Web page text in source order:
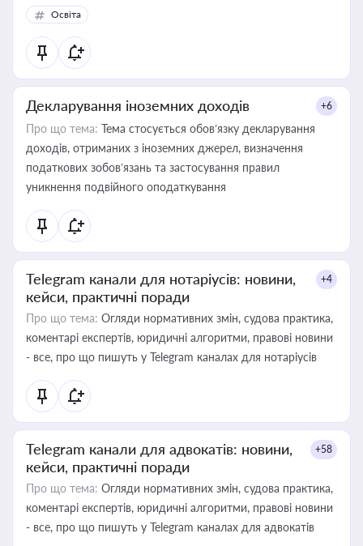
Освіта
Декларування іноземних доходів +6
Про що тема: Тема стосується обов’язку декларування
доходів, отриманих з іноземних джерел, визначення
податкових зобов’язань та застосування правил
уникнення подвійного оподаткування
Telegram канали для нотаріусів: новини,
кейси, практичні поради
+4
Про що тема: Огляди нормативних змін, судова практика,
коментарі експертів, юридичні алгоритми, правові новини
- все, про що пишуть у Telegram каналах для нотаріусів
Telegram канали для адвокатів: новини,
кейси, практичні поради
+58
Про що тема: Огляди нормативних змін, судова практика,
коментарі експертів, юридичні алгоритми, правові новини
- все, про що пишуть у Telegram каналах для адвокатів